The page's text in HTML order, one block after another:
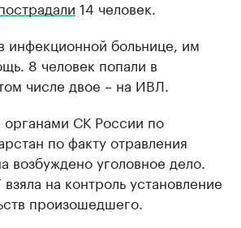
14 человек.
инфекционной больнице, им
8 человек попали в
числе двое – на ИВЛ.
СК России по
по факту отравления
возбуждено уголовное дело.
на контроль установление
произошедшего.